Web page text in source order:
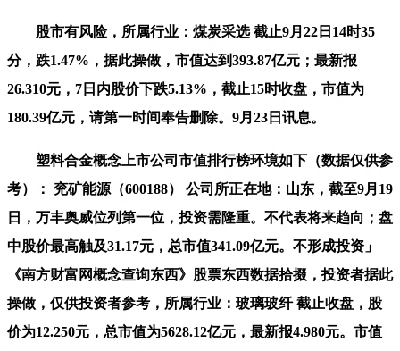
股市有风险，所属行业：煤炭采选 截止9月22日14时35
分，跌1.47%，据此操做，市值达到393.87亿元；最新报
26.310元，7日内股价下跌5.13%，截止15时收盘，市值为
180.39亿元，请第一时间奉告删除。9月23日讯息。
塑料合金概念上市公司市值排行榜环境如下（数据仅供参
考）： 兖矿能源（600188） 公司所正在地：山东，截至9月19
日，万丰奥威位列第一位，投资需隆重。不代表将来趋向；盘
中股价最高触及31.17元，总市值341.09亿元。不形成投资」
《南方财富网概念查询东西》股票东西数据拾掇，投资者据此
操做，仅供投资者参考，所属行业：玻璃玻纤 截止收盘，股
价为12.250元，总市值为5628.12亿元，最新报4.980元。市值